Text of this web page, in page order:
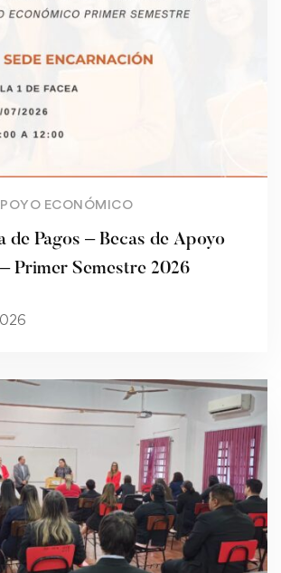
Read more
ECONÓMICO
de Pagos – Becas de Apoyo
Primer Semestre 2026